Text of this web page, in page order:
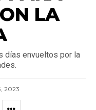
LA
días envueltos por la
2023